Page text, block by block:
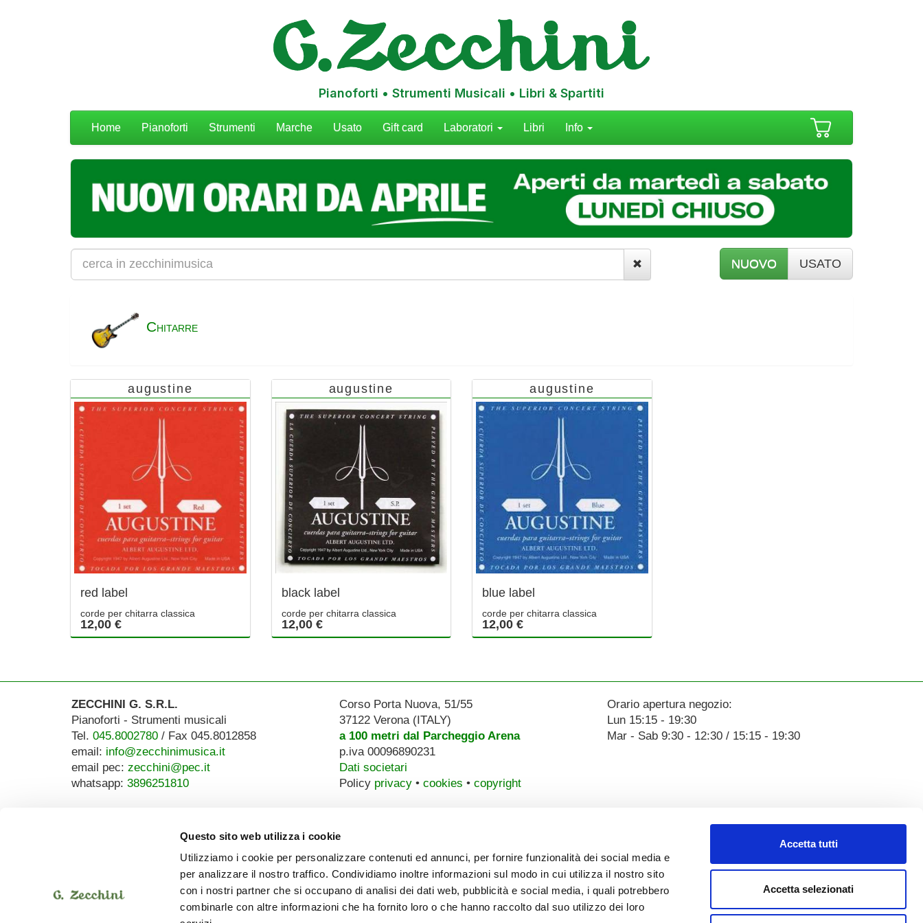
Questo sito web utilizza i cookie
Utilizziamo i cookie per personalizzare contenuti ed annunci, per fornire funzionalità dei social media e
per analizzare il nostro traffico. Condividiamo inoltre informazioni sul modo in cui utilizza il nostro sito
con i nostri partner che si occupano di analisi dei dati web, pubblicità e social media, i quali potrebbero
combinarle con altre informazioni che ha fornito loro o che hanno raccolto dal suo utilizzo dei loro
Accetta tutti
Accetta selezionati
Pianoforti • Strumenti Musicali • Libri & Spartiti
navigazione
Home Pianoforti Strumenti Marche Usato Gift card Laboratori Libri Info
NUOVO USATO
CHITARRE
augustine
red label
corde per chitarra classica
12,00 €
augustine
black label
corde per chitarra classica
12,00 €
augustine
blue label
corde per chitarra classica
12,00 €
ZECCHINI G. S.R.L.
Pianoforti - Strumenti musicali
Tel. 045.8002780/ Fax 045.8012858
email: info@zecchinimusica.it
email pec: zecchini@pec.it
whatsapp: 3896251810
Corso Porta Nuova, 51/55
37122 Verona (ITALY)
a 100 metri dal Parcheggio Arena
p.iva 00096890231
Dati societari
Policy privacy• cookies • copyright
Orario apertura negozio:
Lun 15:15 - 19:30
Mar - Sab 9:30 - 12:30 / 15:15 - 19:30